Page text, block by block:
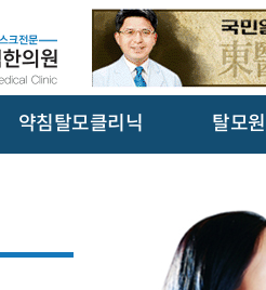
약침탈모클리닉 탈모